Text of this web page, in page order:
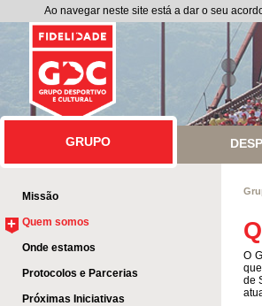
Ao navegar neste site está a dar o seu
GRUPO
GRUPO
Missão
+ Quem somos
Onde estamos
Protocolos e Parcerias
Próximas Iniciativas
O
de